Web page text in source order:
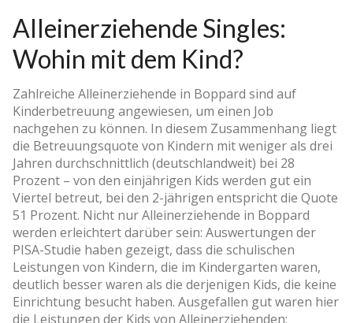
Alleinerziehende Singles:
Wohin mit dem Kind?
Zahlreiche Alleinerziehende in Boppard sind auf
Kinderbetreuung angewiesen, um einen Job
nachgehen zu können. In diesem Zusammenhang liegt
die Betreuungsquote von Kindern mit weniger als drei
Jahren durchschnittlich (deutschlandweit) bei 28
Prozent – von den einjährigen Kids werden gut ein
Viertel betreut, bei den 2-jährigen entspricht die Quote
51 Prozent. Nicht nur Alleinerziehende in Boppard
werden erleichtert darüber sein: Auswertungen der
PISA-Studie haben gezeigt, dass die schulischen
Leistungen von Kindern, die im Kindergarten waren,
deutlich besser waren als die derjenigen Kids, die keine
Einrichtung besucht haben. Ausgefallen gut waren hier
die Leistungen der Kids von Alleinerziehenden: